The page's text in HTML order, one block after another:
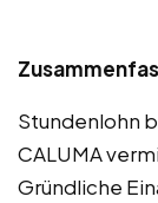
Stundenlohn
CALUMA
Gründliche